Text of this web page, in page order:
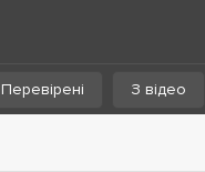
Перевірені З відео